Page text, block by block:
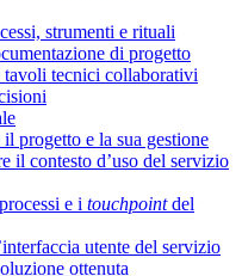
strumenti e rituali
di progetto
tavoli tecnici collaborativi
progetto e la sua gestione
il contesto d’uso del servizio
e i touchpointdel
utente del servizio
ottenuta